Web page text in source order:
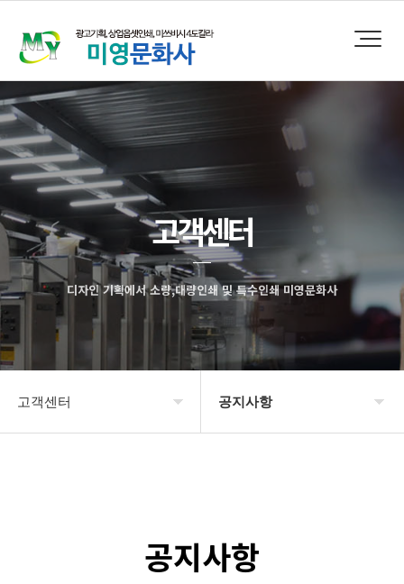
고객센터
디자인 기획에서 소량,대량인쇄 및 특수인쇄 미영문화사
고객센터 공지사항
공지사항